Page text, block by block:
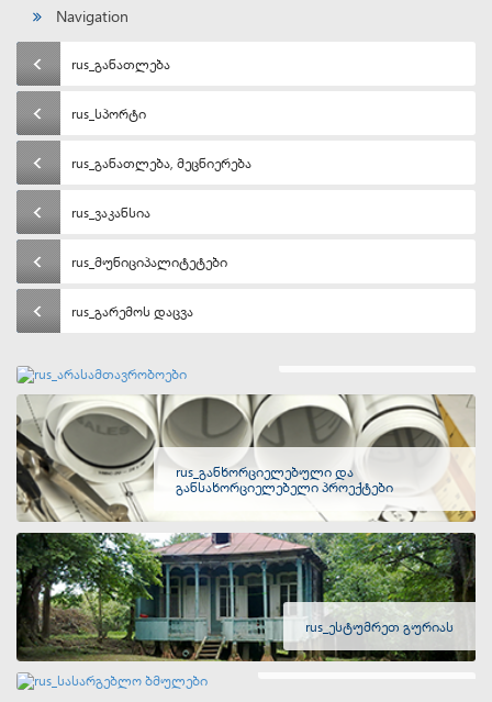
Navigation
rus_განათლება
rus_სპორტი
rus_განათლება, მეცნიერება
rus_ვაკანსია
rus_მუნიციპალიტეტები
rus_გარემოს დაცვა
rus_განხორციელებული და
განსახორციელებელი პროექტები
rus_ესტუმრეთ გურიას
rus_სასარგებლო ბმულები